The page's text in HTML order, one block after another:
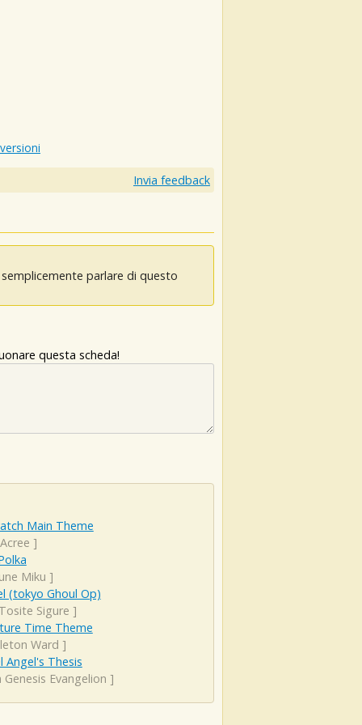
Invia feedback
parlare di questo
questa scheda!
Main Theme
]
Miku ]
(tokyo Ghoul Op)
Sigure ]
Time Theme
Ward ]
Angel's Thesis
Genesis Evangelion ]